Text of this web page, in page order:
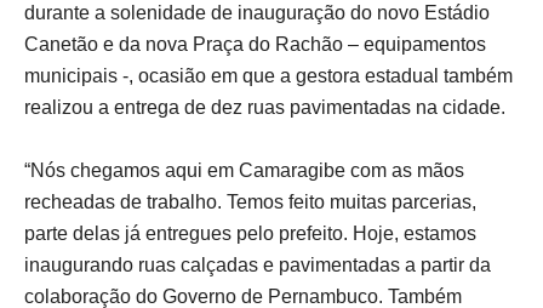
durante a solenidade de inauguração do novo Estádio
Canetão e da nova Praça do Rachão – equipamentos
municipais -, ocasião em que a gestora estadual também
realizou a entrega de dez ruas pavimentadas na cidade.
“Nós chegamos aqui em Camaragibe com as mãos
recheadas de trabalho. Temos feito muitas parcerias,
parte delas já entregues pelo prefeito. Hoje, estamos
inaugurando ruas calçadas e pavimentadas a partir da
colaboração do Governo de Pernambuco. Também